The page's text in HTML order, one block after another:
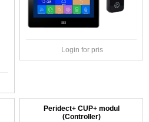
Login for pris
Peridect+ CUP+ modul
(Controller)